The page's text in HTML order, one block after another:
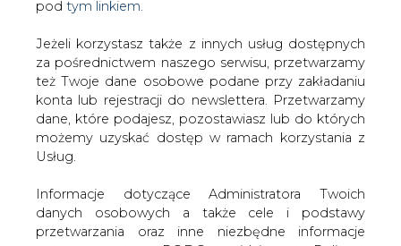
też Twoje dane osobowe podane przy zakładaniu
dane, które podajesz, pozostawiasz lub do których
możemy uzyskać dostęp w ramach korzystania z
Usług.
Informacje dotyczące Administratora Twoich
danych osobowych a także cele i podstawy
przetwarzania oraz inne niezbędne informacje
Prywatności pod wskazanym linkiem (tym linkiem).
Dane zbierane na potrzeby różnych usług mogą
być przetwarzane w różnych celach, na różnych
zabezpieczyć Europę
2014-06-17 00:00
drukuj
skomentuj
udostępnij:
na negocjacje z Rosją. KE musi
zabezpieczyć Europę